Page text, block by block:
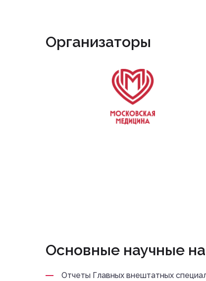
Организаторы
Основные научные
Отчеты Главных внештатных